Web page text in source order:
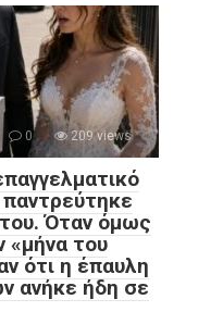
0 209 views
παντρεύτηκε
Όταν όμως
«μήνα του
ότι η έπαυλη
ανήκε ήδη σε